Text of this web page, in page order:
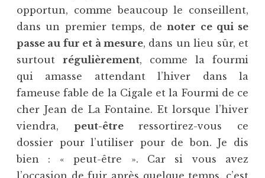
opportun, comme beaucoup le conseillent,
dans un premier temps, denoter ce qui se
passe au fur et à mesure, dans un lieu sûr, et
surtout régulièrement, comme la fourmi
qui amasse attendant l’hiver dans la
fameuse fable de la Cigale et la Fourmi de ce
cher Jean de La Fontaine. Et lorsque l’hiver
viendra, peut-êtreressortirez-vous ce
dossier pour l’utiliser pour de bon. Je dis
bien : « peut-être ». Car si vous avez
l’occasion de fuir après quelque temps, c’est